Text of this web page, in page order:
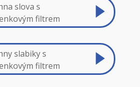
slova s
filtrem
slabiky s
filtrem